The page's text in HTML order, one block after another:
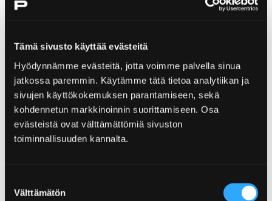
Tämä sivusto käyttää evästeitä
Hyödynnämme evästeitä, jotta voimme palvella sinua
jatkossa paremmin. Käytämme tätä tietoa analytiikan ja
sivujen käyttökokemuksen parantamiseen, sekä
kohdennetun markkinoinnin suorittamiseen. Osa
evästeistä ovat välttämättömiä sivuston
toiminnallisuuden kannalta.
valinta
Välttämätön
Home Yyteri Reposaari
Reposaari
Machen Sie eine Pilgertour zur Stätte der
guten Laune – zur Insel Reposaari, von der
tausend maritime Märchen und Geschichten